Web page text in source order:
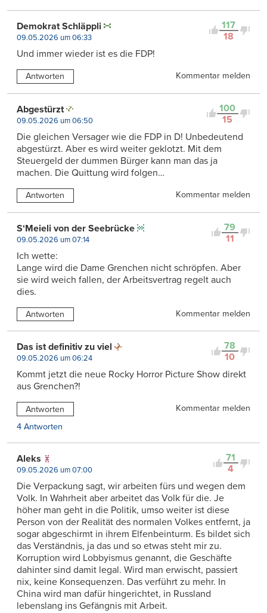
117
18
Demokrat Schläppli
09.05.2026 um 06:33
Und immer wieder ist es die FDP!
Antworten Kommentar melden
100
15
Abgestürzt
09.05.2026 um 06:50
Die gleichen Versager wie die FDP in D! Unbedeutend
abgestürzt. Aber es wird weiter geklotzt. Mit dem
Steuergeld der dummen Bürger kann man das ja
machen. Die Quittung wird folgen…
Antworten Kommentar melden
79
11
S‘Meieli von der Seebrücke
09.05.2026 um 07:14
Ich wette:
Lange wird die Dame Grenchen nicht schröpfen. Aber
sie wird weich fallen, der Arbeitsvertrag regelt auch
dies.
Antworten Kommentar melden
78
10
Das ist definitiv zu viel
09.05.2026 um 06:24
Kommt jetzt die neue Rocky Horror Picture Show direkt
aus Grenchen?!
Antworten
Kommentar melden
4 Antworten
71
4
Aleks
09.05.2026 um 07:00
Die Verpackung sagt, wir arbeiten fürs und wegen dem
Volk. In Wahrheit aber arbeitet das Volk für die. Je
höher man geht in die Politik, umso weiter ist diese
Person von der Realität des normalen Volkes entfernt, ja
sogar abgeschirmt in ihrem Elfenbeinturm. Es bildet sich
das Verständnis, ja das und so etwas steht mir zu.
Korruption wird Lobbyismus genannt, die Geschäfte
dahinter sind damit legal. Wird man erwischt, passiert
nix, keine Konsequenzen. Das verführt zu mehr. In
China wird man dafür hingerichtet, in Russland
lebenslang ins Gefängnis mit Arbeit.